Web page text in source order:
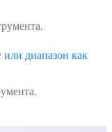
диапазон как